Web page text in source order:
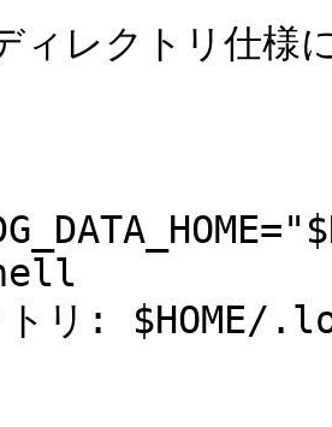
ィレクトリ仕様
トリ: